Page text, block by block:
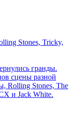
Stones, Tricky,
гранды.
сцены разной
Rolling Stones, The
и Jack White.